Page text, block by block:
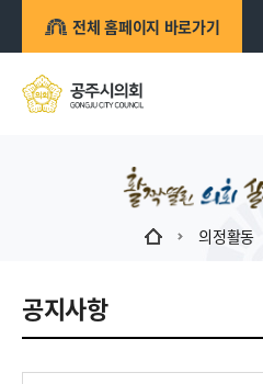
전체 홈페이지 바로가기
의정활동
공지사항
게시물 검색